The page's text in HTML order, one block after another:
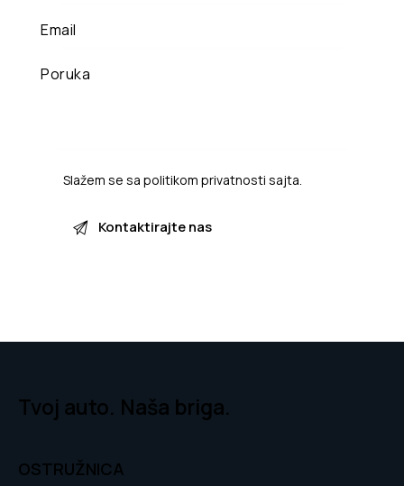
Slažem se sapolitikom privatnosti sajta.
Tvoj auto. Naša briga.
OSTRUŽNICA